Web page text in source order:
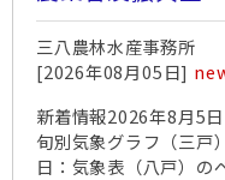
三八農林水産事務所
[2026年08月05日]
新着情報2026年8月5
旬別気象グラフ（三戸
日：気象表（八戸）の